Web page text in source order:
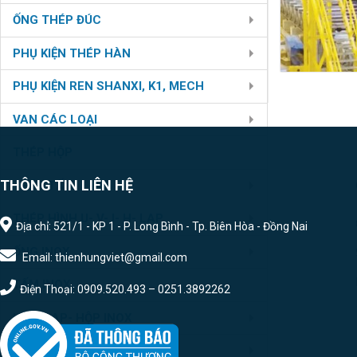
ỐNG THÉP ĐÚC
PHỤ KIỆN THÉP HÀN
PHỤ KIỆN REN SHANXI, K1, MECH
VAN CÁC LOẠI
THÉP TẤM
THÉP HÌNH U- V- I- H- LAP
ỐNG INOX
TẤM INOX
U- V- LAP- HỘP INOX
PHỤ KIỆN HÀN INOX
THÔNG TIN LIÊN HỆ
Địa chỉ: 521/1 - KP 1 - P. Long Bình - Tp. Biên Hòa - Đồng Nai
Email: thienhungviet@gmail.com
Điện Thoại: 0909.520.493 – 0251.3892262